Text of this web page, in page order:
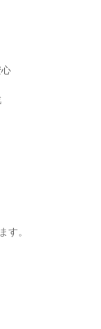
す。